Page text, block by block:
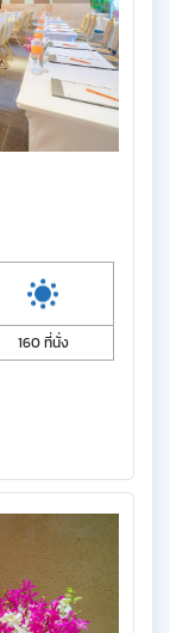
160 ที่นั่ง